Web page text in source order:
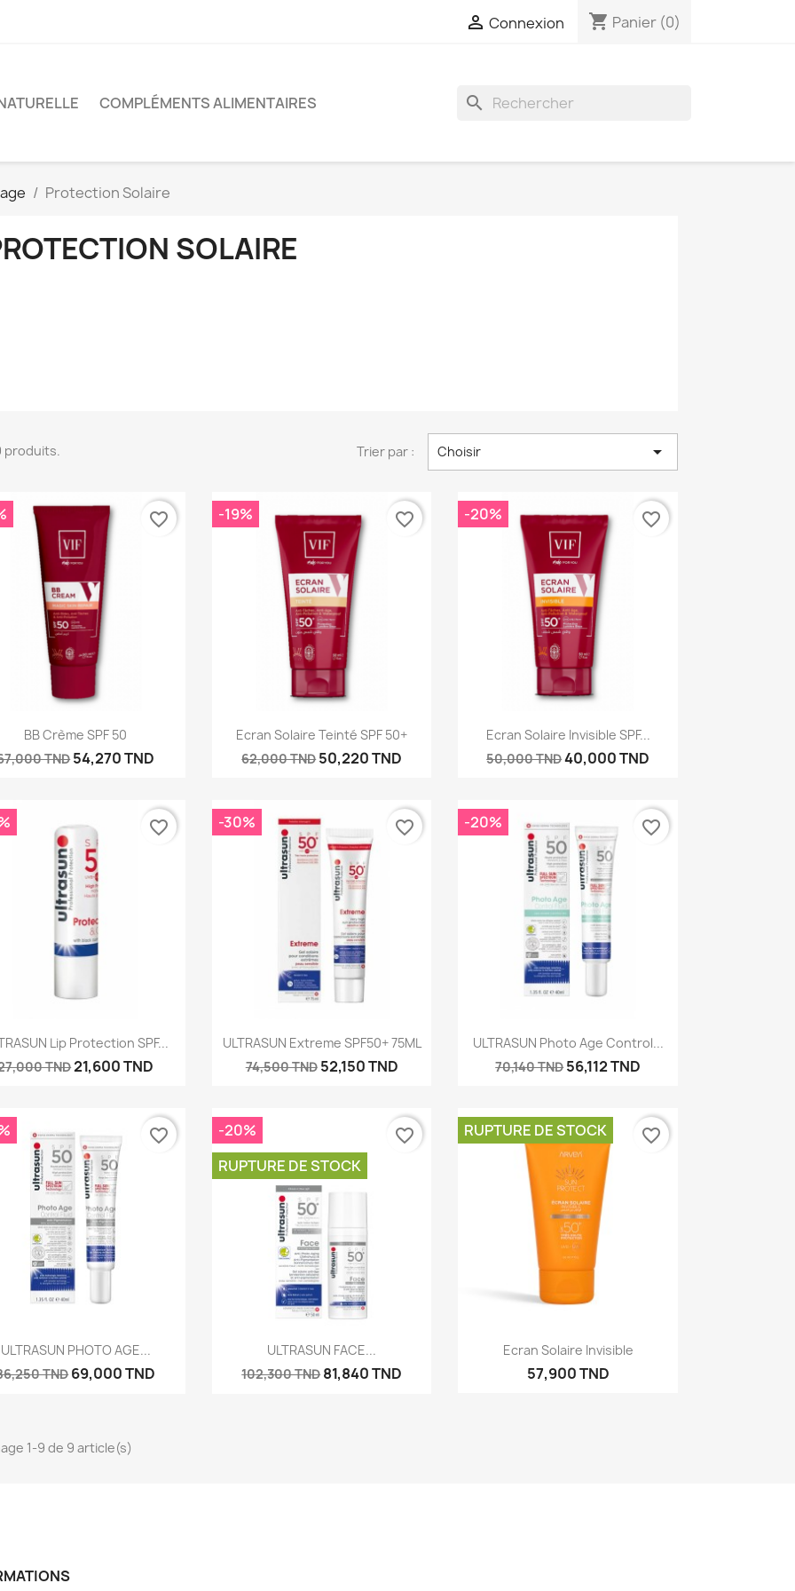
 Connexion shopping_cart Panier (0)
COMPLÉMENTS ALIMENTAIRES search
Protection Solaire
SOLAIRE
produits. Trier par : Choisir 
Aperçu rapide
BB Crème SPF 50
TND54,270 TND
favorite_border
Aperçu rapide
Ecran Solaire Teinté SPF 50+
62,000 TND50,220 TND
-19% favorite_border
Aperçu rapide
Ecran Solaire Invisible SPF...
50,000 TND40,000 TND
-20% favorite_border
 Aperçu rapide
Lip Protection SPF...
TND21,600 TND
favorite_border
Aperçu rapide
ULTRASUN Extreme SPF50+ 75ML
74,500 TND 52,150 TND
-30% favorite_border
Aperçu rapide
ULTRASUN Photo Age Control...
70,140 TND56,112 TND
-20% favorite_border
Aperçu rapide
ULTRASUN PHOTO AGE...
TND69,000 TND
favorite_border
Aperçu rapide
ULTRASUN FACE...
102,300 TND81,840 TND
-20%
RUPTURE DE STOCK
favorite_border
Aperçu rapide
Ecran Solaire Invisible
57,900 TND
RUPTURE DE STOCK favorite_border
1-9 de 9 article(s)
de la liste d'envies
Créer une liste d'envies